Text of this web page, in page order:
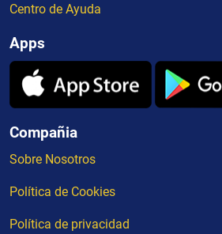
Centro de Ayuda
Apps
Compañia
Sobre Nosotros
Política de Cookies
Política de privacidad